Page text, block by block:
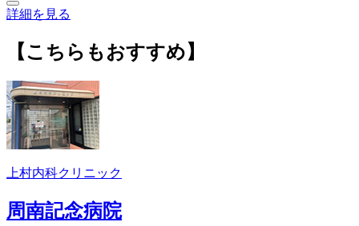
詳細を見る
【こちらもおすすめ】
上村内科クリニック
周南記念病院